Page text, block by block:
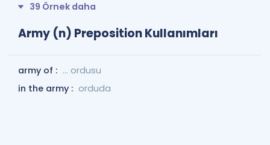
39 Örnek daha
Army (n) Preposition Kullanımları
army of : ... ordusu
in the army : orduda